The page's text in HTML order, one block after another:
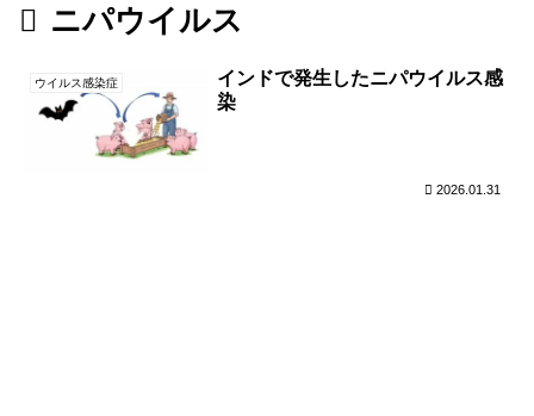
ニパウイルス
ウイルス感染症
インドで発生したニパウイルス感
染
2026.01.31